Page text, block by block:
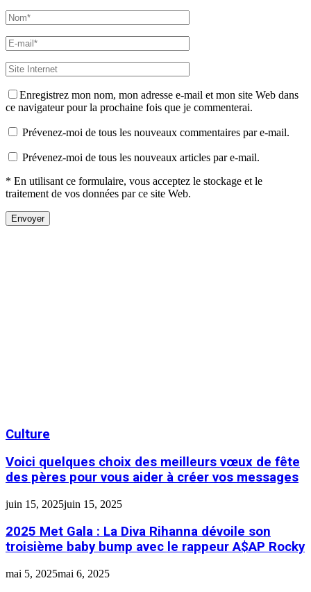
Enregistrez mon nom, mon adresse e-mail et mon site Web dans
ce navigateur pour la prochaine fois que je commenterai.
Prévenez-moi de tous les nouveaux commentaires par e-mail.
Prévenez-moi de tous les nouveaux articles par e-mail.
* En utilisant ce formulaire, vous acceptez le stockage et le
traitement de vos données par ce site Web.
Culture
Voici quelques choix des meilleurs vœux de fête
des pères pour vous aider à créer vos messages
juin 15, 2025juin 15, 2025
2025 Met Gala : La Diva Rihanna dévoile son
troisième baby bump avec le rappeur A$AP Rocky
mai 5, 2025mai 6, 2025